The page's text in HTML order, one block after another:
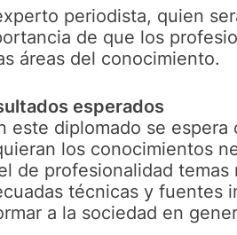
periodista, quien
de que los
áreas del conocimiento.
esperados
este diplomado se
los conocimientos
de profesionalidad
técnicas y fuentes
a la sociedad en